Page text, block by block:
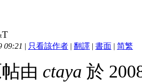
tT
09:21 | 只看該作者 | 翻譯 | 書面 | 简繁
由 ctaya 於